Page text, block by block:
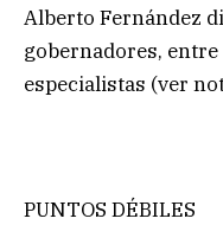
Alberto Fernández
gobernadores, entre
especialistas (ver
PUNTOS DÉBILES